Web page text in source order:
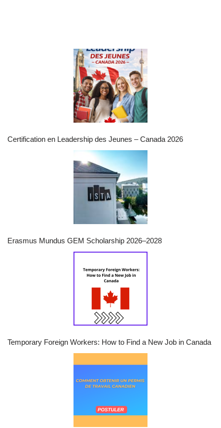
Certification en Leadership des Jeunes – Canada 2026
Erasmus Mundus GEM Scholarship 2026–2028
Temporary Foreign Workers: How to Find a New Job in Canada